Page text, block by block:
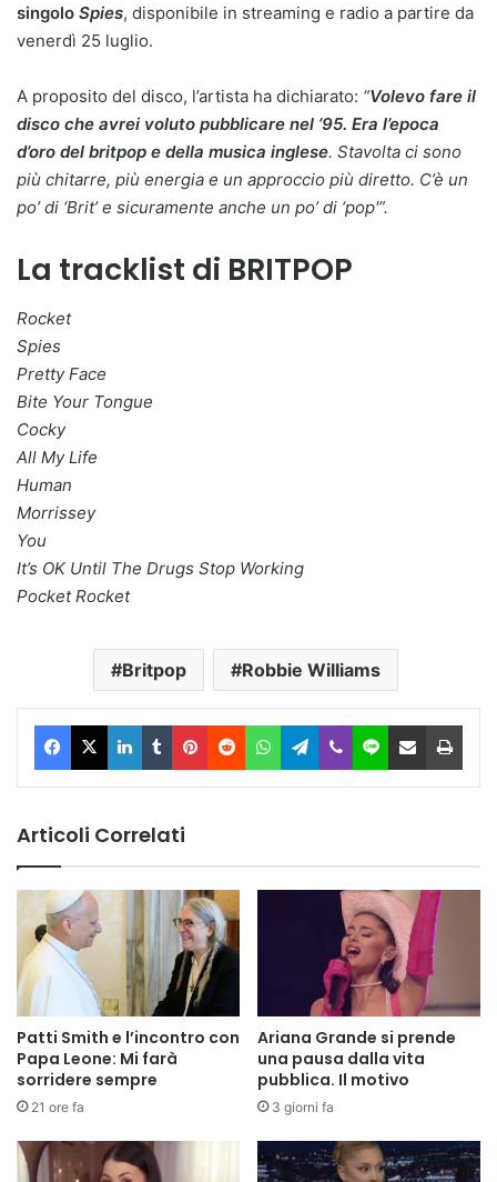
singolo Spies, disponibile in streaming e radio a partire da
venerdì 25 luglio.
A proposito del disco, l’artista ha dichiarato: “Volevo fare il
disco che avrei voluto pubblicare nel ’95. Era l’epoca
d’oro del britpop e della musica inglese. Stavolta ci sono
più chitarre, più energia e un approccio più diretto. C’è un
po’ di ‘Brit’ e sicuramente anche un po’ di ‘pop'”.
La tracklist di BRITPOP
Rocket
Spies
Pretty Face
Bite Your Tongue
Cocky
All My Life
Human
Morrissey
You
It’s OK Until The Drugs Stop Working
Pocket Rocket
Britpop Robbie Williams
Facebook
X LinkedIn
TumblrPinterest
RedditWhatsAppTelegram
ViberLine Condividi via Email
Articoli Correlati
Patti Smith e l’incontro con
Papa Leone: Mi farà
sorridere sempre
21 ore fa
Ariana Grande si prende
una pausa dalla vita
pubblica. Il motivo
3 giorni fa